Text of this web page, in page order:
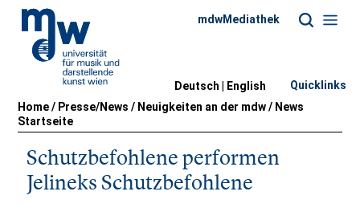
Home/ Presse/News / Neuigkeiten an der mdw/ News
Startseite
mdwMediathek
Deutsch | English Quicklinks
Schutzbefohlene performen
Jelineks Schutzbefohlene